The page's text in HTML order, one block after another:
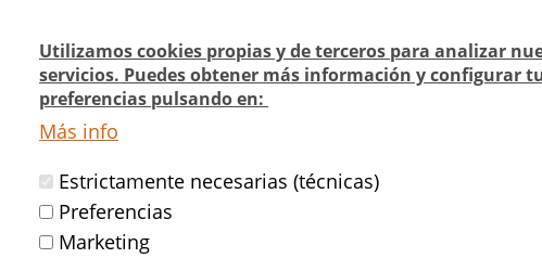
Utilizamos cookies propias y de terceros para analizar
servicios. Puedes obtener más información y configurar
preferencias pulsando en:
Más info
Estrictamente necesarias (técnicas)
Preferencias
Marketing
contenido
principal
Navegación
Actualidad
Inicio El fronton Beti-Jai. Una joya del siglo